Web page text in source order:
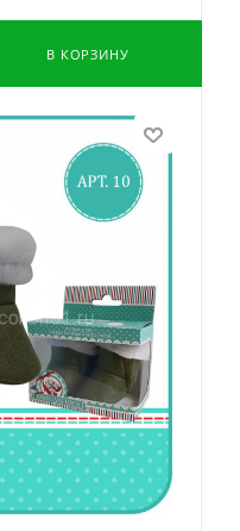
В КОРЗИНУ